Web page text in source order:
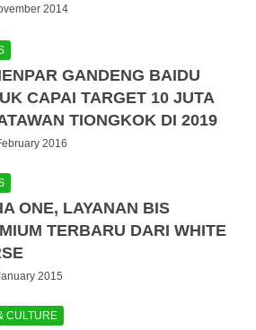
2014
GANDENG BAIDU
CAPAI TARGET 10 JUTA
TIONGKOK DI 2019
2016
ONE, LAYANAN BIS
TERBARU DARI WHITE
2015
CULTURE